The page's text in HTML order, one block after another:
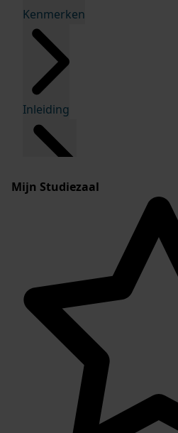
Kenmerken
Inleiding
Mijn Studiezaal